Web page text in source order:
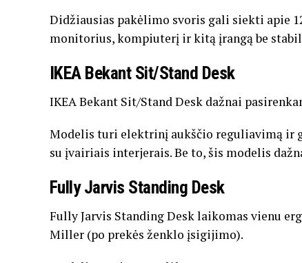
Didžiausias pakėlimo svoris gali siekti apie
monitorius,kompiuterį irkitąįrangąbe
IKEA Bekant Sit/Stand Desk
IKEABekant Sit/StandDesk dažnai
Modelis turi elektrinį aukščio reguliavimą ir
su įvairiais interjerais.Be to,šis modelis
FullyJarvis Standing Desk
FullyJarvis StandingDesklaikomas vienu
Miller (po prekės ženklo įsigijimo).